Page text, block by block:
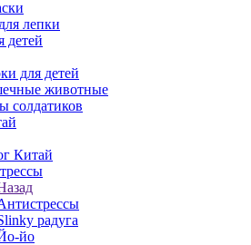
лепки
детей
для детей
животные
солдатиков
Китай
радуга
йо